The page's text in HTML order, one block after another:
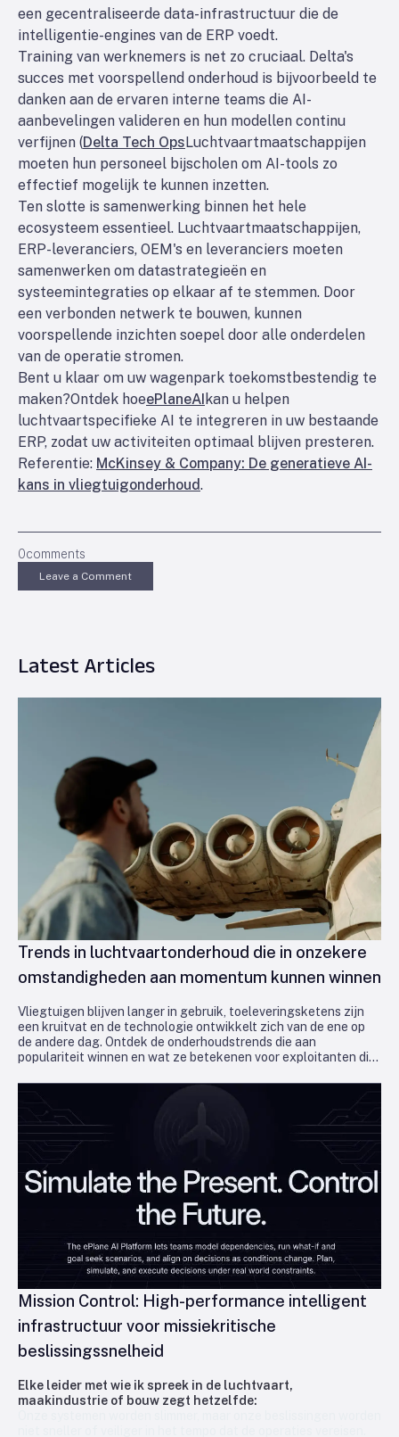
een gecentraliseerde data-infrastructuur die de
intelligentie-engines van de ERP voedt.
Training van werknemers is net zo cruciaal. Delta's
succes met voorspellend onderhoud is bijvoorbeeld te
danken aan de ervaren interne teams die AI-
aanbevelingen valideren en hun modellen continu
verfijnen (Delta Tech OpsLuchtvaartmaatschappijen
moeten hun personeel bijscholen om AI-tools zo
effectief mogelijk te kunnen inzetten.
Ten slotte is samenwerking binnen het hele
ecosysteem essentieel. Luchtvaartmaatschappijen,
ERP-leveranciers, OEM's en leveranciers moeten
samenwerken om datastrategieën en
systeemintegraties op elkaar af te stemmen. Door
een verbonden netwerk te bouwen, kunnen
voorspellende inzichten soepel door alle onderdelen
van de operatie stromen.
Bent u klaar om uw wagenpark toekomstbestendig te
maken?Ontdek hoeePlaneAI kan u helpen
luchtvaartspecifieke AI te integreren in uw bestaande
ERP, zodat uw activiteiten optimaal blijven presteren.
Referentie: McKinsey & Company: De generatieve AI-
kans in vliegtuigonderhoud.
0comments
Leave a Comment
Latest Articles
Trends in luchtvaartonderhoud die in onzekere
omstandigheden aan momentum kunnen winnen
Vliegtuigen blijven langer in gebruik, toeleveringsketens zijn
een kruitvat en de technologie ontwikkelt zich van de ene op
de andere dag. Ontdek de onderhoudstrends die aan
populariteit winnen en wat ze betekenen voor exploitanten die
Mission Control: High-performance intelligent
infrastructuur voor missiekritische
beslissingssnelheid
Elke leider met wie ik spreek in de luchtvaart,
maakindustrie of bouw zegt hetzelfde: